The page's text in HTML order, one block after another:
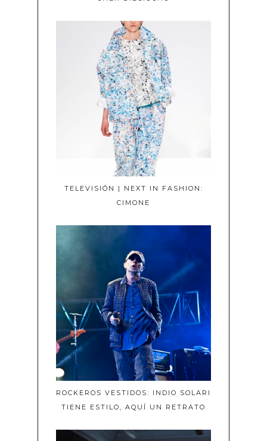
TELEVISIÓN | NEXT IN FASHION:
CIMONE
ROCKEROS VESTIDOS: INDIO SOLARI
TIENE ESTILO, AQUÍ UN RETRATO